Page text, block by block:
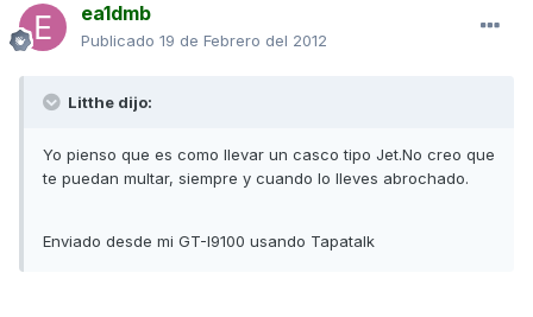
ea1dmb
Publicado 19 de Febrero del 2012
Litthe dijo:
Yo pienso que es como llevar un casco tipo Jet.No creo que
te puedan multar, siempre y cuando lo lleves abrochado.
Enviado desde mi GT-I9100 usando Tapatalk